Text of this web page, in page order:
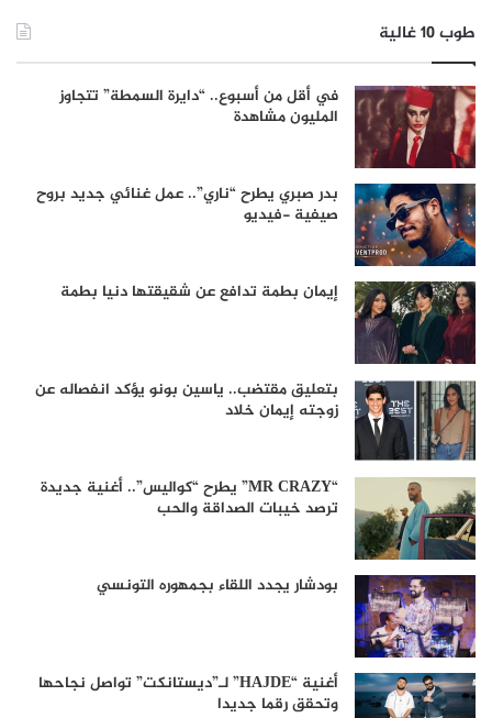
طوب 10 غالية
في أقل من أسبوع.. “دايرة السمطة” تتجاوز
المليون مشاهدة
بدر صبري يطرح “ناري”.. عمل غنائي جديد بروح
صيفية -فيديو
إيمان بطمة تدافع عن شقيقتها دنيا بطمة
بتعليق مقتضب.. ياسين بونو يؤكد انفصاله عن
زوجته إيمان خلاد
“MR CRAZY” يطرح “كواليس”.. أغنية جديدة
ترصد خيبات الصداقة والحب
بودشار يجدد اللقاء بجمهوره التونسي
أغنية “HAJDE” لـ”ديستانكت” تواصل نجاحها
وتحقق رقما جديدا